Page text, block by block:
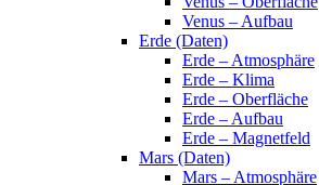
Venus – Aufbau
Erde (Daten)
Erde – Atmosphäre
Erde – Klima
Erde – Oberfläche
Erde – Aufbau
Erde – Magnetfeld
Mars (Daten)
Mars – Atmosphäre